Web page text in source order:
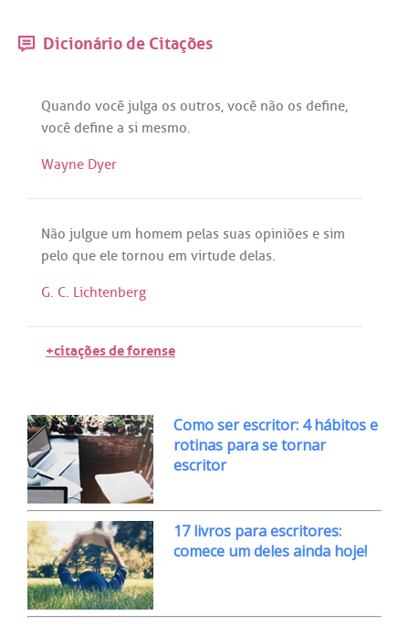
Dicionário de Citações
Quando você julga os outros, você não os define,
você define a si mesmo.
Wayne Dyer
Não julgue um homem pelas suas opiniões e sim
pelo que ele tornou em virtude delas.
G. C. Lichtenberg
+citações de forense
Como ser escritor: 4 hábitos e
rotinas para se tornar
escritor
17 livros para escritores:
comece um deles ainda hoje!